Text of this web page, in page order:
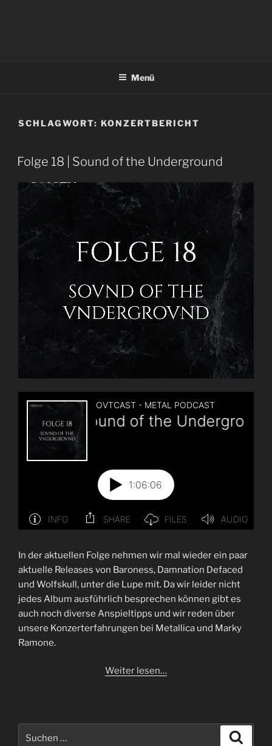
Menü
SCHLAGWORT: KONZERTBERICHT
Folge 18 | Sound of the Underground
In der aktuellen Folge nehmen wir mal wieder ein paar
aktuelle Releases von Baroness, Damnation Defaced
und Wolfskull, unter die Lupe mit. Da wir leider nicht
jedes Album ausführlich besprechen können gibt es
auch noch diverse Anspieltipps und wir reden über
unsere Konzerterfahrungen bei Metallica und Marky
Ramone.
Weiter lesen…